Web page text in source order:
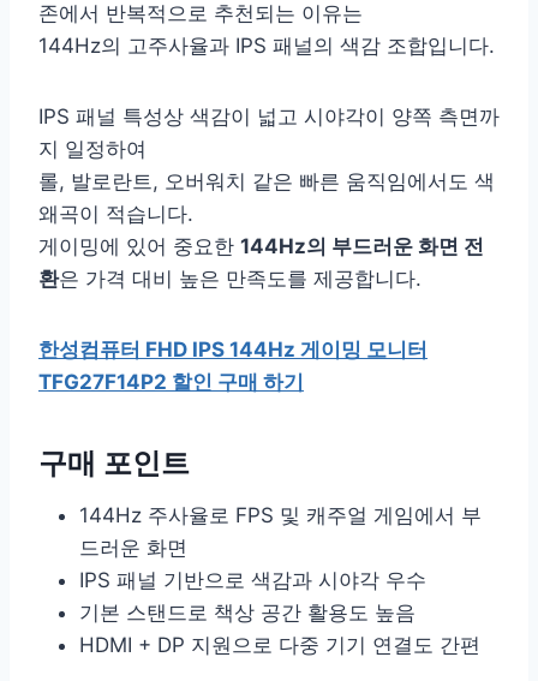
존에서 반복적으로 추천되는 이유는
144Hz의 고주사율과 IPS 패널의 색감 조합입니다.
IPS 패널 특성상 색감이 넓고 시야각이 양쪽 측면까
지 일정하여
롤, 발로란트, 오버워치 같은 빠른 움직임에서도 색
왜곡이 적습니다.
게이밍에 있어 중요한 144Hz의 부드러운 화면 전
환은 가격 대비 높은 만족도를 제공합니다.
한성컴퓨터 FHD IPS 144Hz 게이밍 모니터
TFG27F14P2 할인 구매 하기
구매 포인트
144Hz 주사율로 FPS 및 캐주얼 게임에서 부
드러운 화면
IPS 패널 기반으로 색감과 시야각 우수
기본 스탠드로 책상 공간 활용도 높음
HDMI + DP 지원으로 다중 기기 연결도 간편